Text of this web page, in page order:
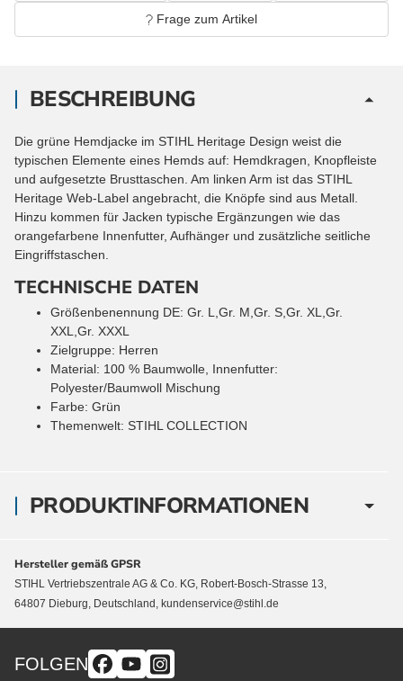
Frage zum Artikel
PRODUKTINFORMATIONEN
BESCHREIBUNG
Die grüne Hemdjacke im STIHL Heritage Design weist die
typischen Elemente eines Hemds auf: Hemdkragen, Knopfleiste
und aufgesetzte Brusttaschen. Am linken Arm ist das STIHL
Heritage Web-Label angebracht, die Knöpfe sind aus Metall.
Hinzu kommen für Jacken typische Ergänzungen wie das
orangefarbene Innenfutter, Aufhänger und zusätzliche seitliche
Eingriffstaschen.
TECHNISCHE DATEN
Größenbenennung DE: Gr. L,Gr. M,Gr. S,Gr. XL,Gr.
XXL,Gr. XXXL
Zielgruppe: Herren
Material: 100 % Baumwolle, Innenfutter:
Polyester/Baumwoll Mischung
Farbe: Grün
Themenwelt: STIHL COLLECTION
Hersteller gemäß GPSR
STIHL Vertriebszentrale AG & Co. KG, Robert-Bosch-Strasse 13,
64807 Dieburg, Deutschland, kundenservice@stihl.de
FOLGEN